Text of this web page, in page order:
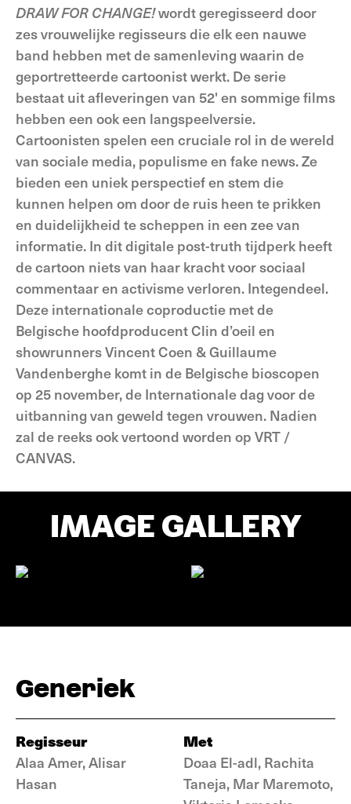
DRAW FOR CHANGE!wordt geregisseerd door
zes vrouwelijke regisseurs die elk een nauwe
band hebben met de samenleving waarin de
geportretteerde cartoonist werkt. De serie
bestaat uit afleveringen van 52' en sommige films
hebben een ook een langspeelversie.
Cartoonisten spelen een cruciale rol in de wereld
van sociale media, populisme en fake news. Ze
bieden een uniek perspectief en stem die
kunnen helpen om door de ruis heen te prikken
en duidelijkheid te scheppen in een zee van
informatie. In dit digitale post-truth tijdperk heeft
de cartoon niets van haar kracht voor sociaal
commentaar en activisme verloren. Integendeel.
Deze internationale coproductie met de
Belgische hoofdproducent Clin d’oeil en
showrunners Vincent Coen & Guillaume
Vandenberghe komt in de Belgische bioscopen
op 25 november, de Internationale dag voor de
uitbanning van geweld tegen vrouwen. Nadien
zal de reeks ook vertoond worden op VRT /
CANVAS.
IMAGE GALLERY
Generiek
Regisseur
Alaa Amer, Alisar
Hasan
Met
Doaa El-adl, Rachita
Taneja, Mar Maremoto,